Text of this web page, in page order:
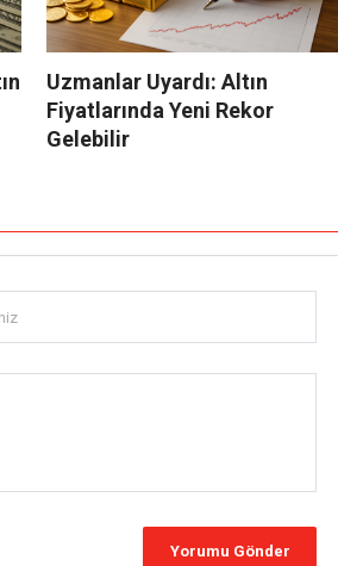
Uzmanlar Uyardı: Altın
Fiyatlarında Yeni Rekor
Gelebilir